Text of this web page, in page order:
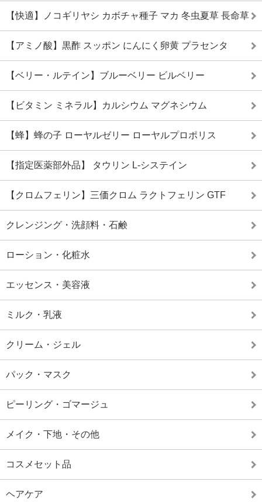
【快適】ノコギリヤシ カボチャ種子 マカ 冬虫夏草 長命草
【アミノ酸】黒酢 スッポン にんにく卵黄 プラセンタ
【ベリー・ルテイン】ブルーベリー ビルベリー
【ビタミン ミネラル】カルシウム マグネシウム
【蜂】蜂の子 ローヤルゼリー ローヤルプロポリス
【指定医薬部外品】 タウリン L-システイン
【クロムフェリン】三価クロム ラクトフェリン GTF
クレンジング・洗顔料・石鹸
ローション・化粧水
エッセンス・美容液
ミルク・乳液
クリーム・ジェル
パック・マスク
ピーリング・ゴマージュ
メイク・下地・その他
コスメセット品
ヘアケア